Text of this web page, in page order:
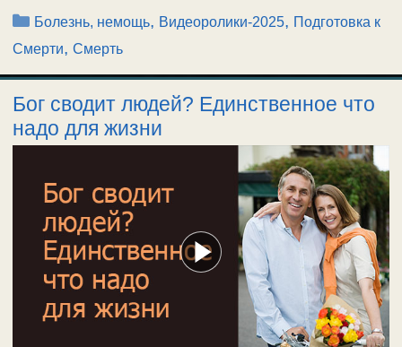
Рубрики
Болезнь, немощь, Видеоролики-2025, Подготовка к
Смерти, Смерть
Бог сводит людей? Единственное что
надо для жизни